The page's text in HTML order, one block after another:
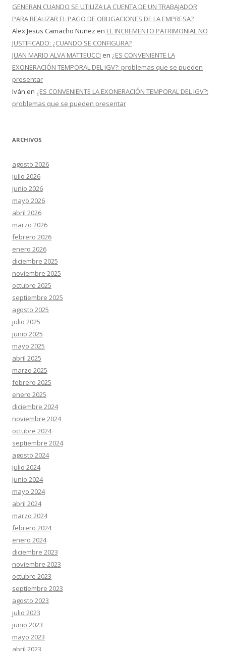
GENERAN CUANDO SE UTILIZA LA CUENTA DE UN TRABAJADOR
PARA REALIZAR EL PAGO DE OBLIGACIONES DE LA EMPRESA?
Alex Jesus Camacho Nuñez en EL INCREMENTO PATRIMONIAL NO
JUSTIFICADO: ¿CUANDO SE CONFIGURA?
JUAN MARIO ALVA MATTEUCCI en ¿ES CONVENIENTE LA
EXONERACIÓN TEMPORAL DEL IGV?: problemas que se pueden
presentar
Iván en ¿ES CONVENIENTE LA EXONERACIÓN TEMPORAL DEL IGV?:
problemas que se pueden presentar
ARCHIVOS
agosto 2026
julio 2026
junio 2026
mayo 2026
abril 2026
marzo 2026
febrero 2026
enero 2026
diciembre 2025
noviembre 2025
octubre 2025
septiembre 2025
agosto 2025
julio 2025
junio 2025
mayo 2025
abril 2025
marzo 2025
febrero 2025
enero 2025
diciembre 2024
noviembre 2024
octubre 2024
septiembre 2024
agosto 2024
julio 2024
junio 2024
mayo 2024
abril 2024
marzo 2024
febrero 2024
enero 2024
diciembre 2023
noviembre 2023
octubre 2023
septiembre 2023
agosto 2023
julio 2023
junio 2023
mayo 2023
abril 2023